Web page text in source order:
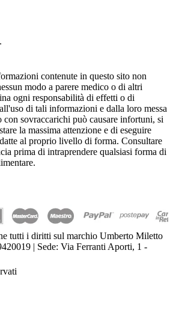
contenute in questo sito non
modo a parere medico o di altri
ogni responsabilità di effetti o di
di tali informazioni e dalla loro messa
sovraccarichi può causare infortuni, si
la massima attenzione e di eseguire
al proprio livello di forma. Consultare
prima di intraprendere qualsiasi forma di
tutti i diritti sul marchio Umberto Miletto
| Sede: Via Ferranti Aporti, 1 -